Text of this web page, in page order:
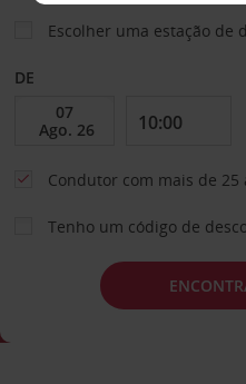
Escolher uma estação de
DE
Condutor com mais de 25
Tenho um código de